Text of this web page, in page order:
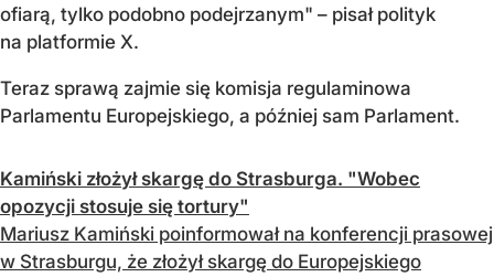
ofiarą, tylko podobno podejrzanym" – pisał polityk
na platformie X.
Teraz sprawą zajmie się komisja regulaminowa
Parlamentu Europejskiego, a później sam Parlament.
Kamiński złożył skargę do Strasburga. "Wobec
opozycji stosuje się tortury"
Mariusz Kamiński poinformował na konferencji prasowej
w Strasburgu, że złożył skargę do Europejskiego